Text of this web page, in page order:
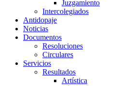
Juzgamiento
Intercolegiados
Antidopaje
Noticias
Documentos
Resoluciones
Circulares
Servicios
Resultados
Artística